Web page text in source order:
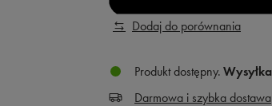
Dodaj do porównania
Produkt dostępny Wysyłka
Darmowa i szybka dostawa